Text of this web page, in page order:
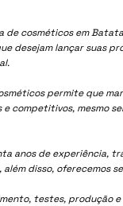
de cosméticos em
desejam lançar suas
permite que
e competitivos, mesmo
anos de experiência,
disso, oferecemos
testes, produção